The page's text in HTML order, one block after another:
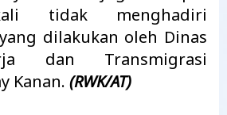
tidak menghadiri
dilakukan oleh Dinas
dan Transmigrasi
Kanan. (RWK/AT)